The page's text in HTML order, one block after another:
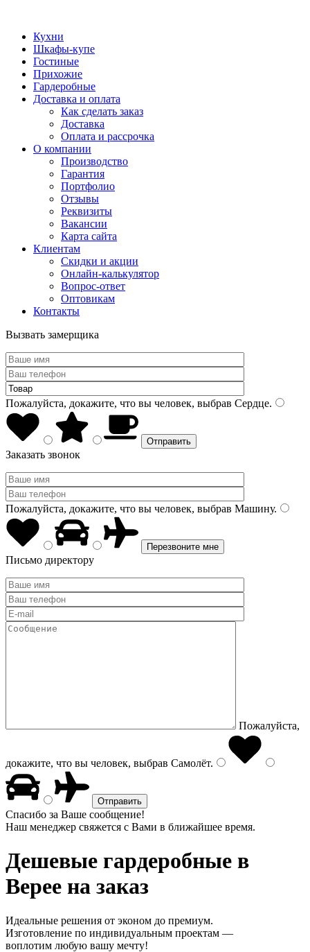
Кухни
Шкафы-купе
Гостиные
Прихожие
Гардеробные
Доставка и оплата
Как сделать заказ
Доставка
Оплата и рассрочка
О компании
Производство
Гарантия
Портфолио
Отзывы
Реквизиты
Вакансии
Карта сайта
Клиентам
Скидки и акции
Онлайн-калькулятор
Вопрос-ответ
Оптовикам
Контакты
Вызвать замерщика
Пожалуйста, докажите, что вы человек, выбрав Сердце.
Заказать звонок
Пожалуйста, докажите, что вы человек, выбрав Машину.
Письмо директору
Пожалуйста,
докажите, что вы человек, выбрав Самолёт.
Спасибо за Ваше сообщение!
Наш менеджер свяжется с Вами в ближайшее время.
Дешевые гардеробные в
Верее на заказ
Идеальные решения от эконом до премиум.
Изготовление по индивидуальным проектам —
воплотим любую вашу мечту!